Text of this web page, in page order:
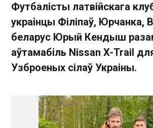
Футбалісты латвійскага
украінцы Філіпаў, Юрчанка,
беларус Юрый Кендыш
аўтамабіль Nissan X-Trail
Узброеных сілаў Украіны.